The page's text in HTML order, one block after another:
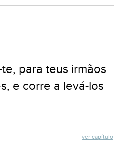
para teus irmãos
e corre a levá-los
ver capítulo